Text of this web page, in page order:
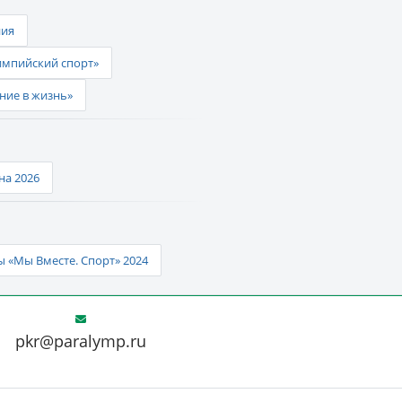
спорт»
в жизнь»
2026
Вместе. Спорт» 2024
pkr@paralymp.ru